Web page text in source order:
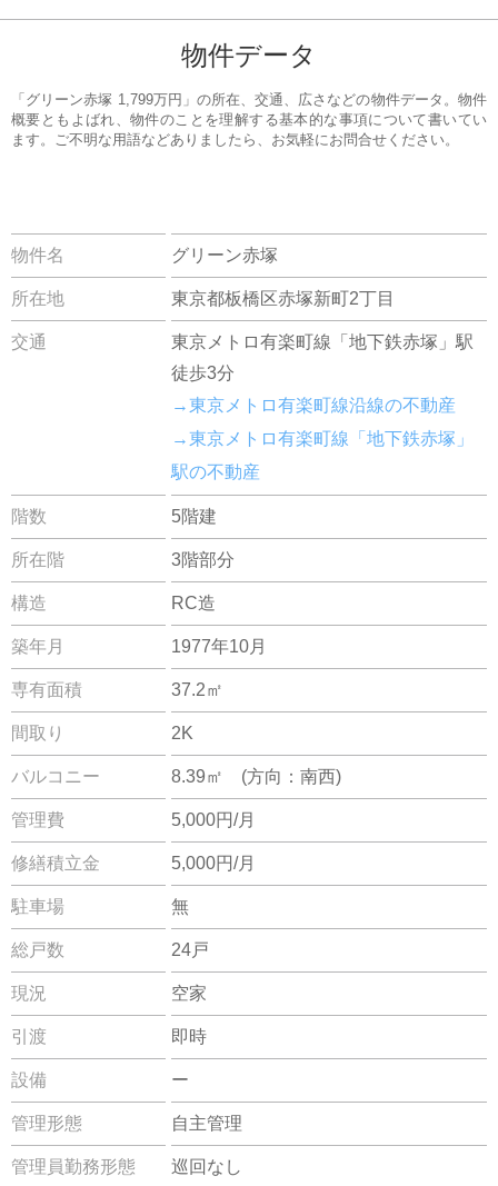
物件データ
「グリーン赤塚 1,799万円」の所在、交通、広さなどの物件データ。物件
概要ともよばれ、物件のことを理解する基本的な事項について書いてい
ます。ご不明な用語などありましたら、お気軽にお問合せください。
物件名 グリーン赤塚
所在地 東京都板橋区赤塚新町2丁目
交通
東京メトロ有楽町線「地下鉄赤塚」駅
徒歩3分
→東京メトロ有楽町線沿線の不動産
→東京メトロ有楽町線「地下鉄赤塚」
駅の不動産
階数 5階建
所在階 3階部分
構造 RC造
築年月 1977年10月
専有面積 37.2㎡
間取り 2K
バルコニー 8.39㎡ (方向：南西)
管理費 5,000円/月
修繕積立金 5,000円/月
駐車場 無
総戸数 24戸
現況 空家
引渡 即時
設備 ー
管理形態 自主管理
管理員勤務形態 巡回なし